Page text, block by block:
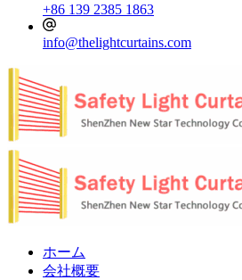
+86 139 2385 1863
info@thelightcurtains.com
ホーム
会社概要